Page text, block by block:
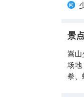
景
嵩山
场地
拳、